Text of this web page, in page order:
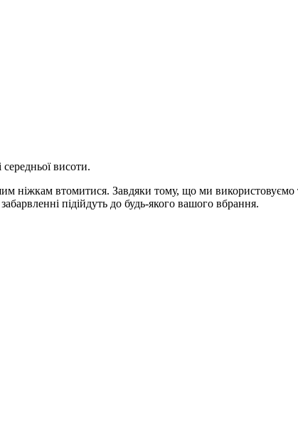
висоти.
ніжкам втомитися. Завдяки тому, що ми використовуємо
підійдуть до будь-якого вашого вбрання.